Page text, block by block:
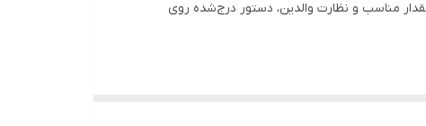
برای سن مصرف، مقدار مناسب و نظارت والدین، دستور درج‌شده روی